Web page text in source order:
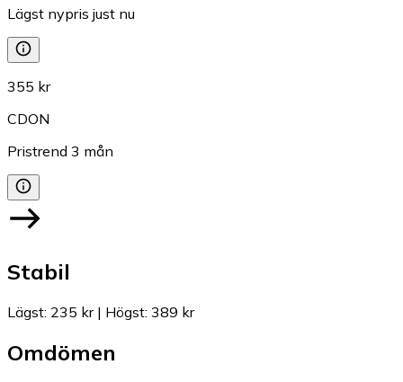
Lägst nypris just nu
355 kr
CDON
Pristrend 3 mån
Stabil
Lägst: 235 kr| Högst: 389 kr
Omdömen